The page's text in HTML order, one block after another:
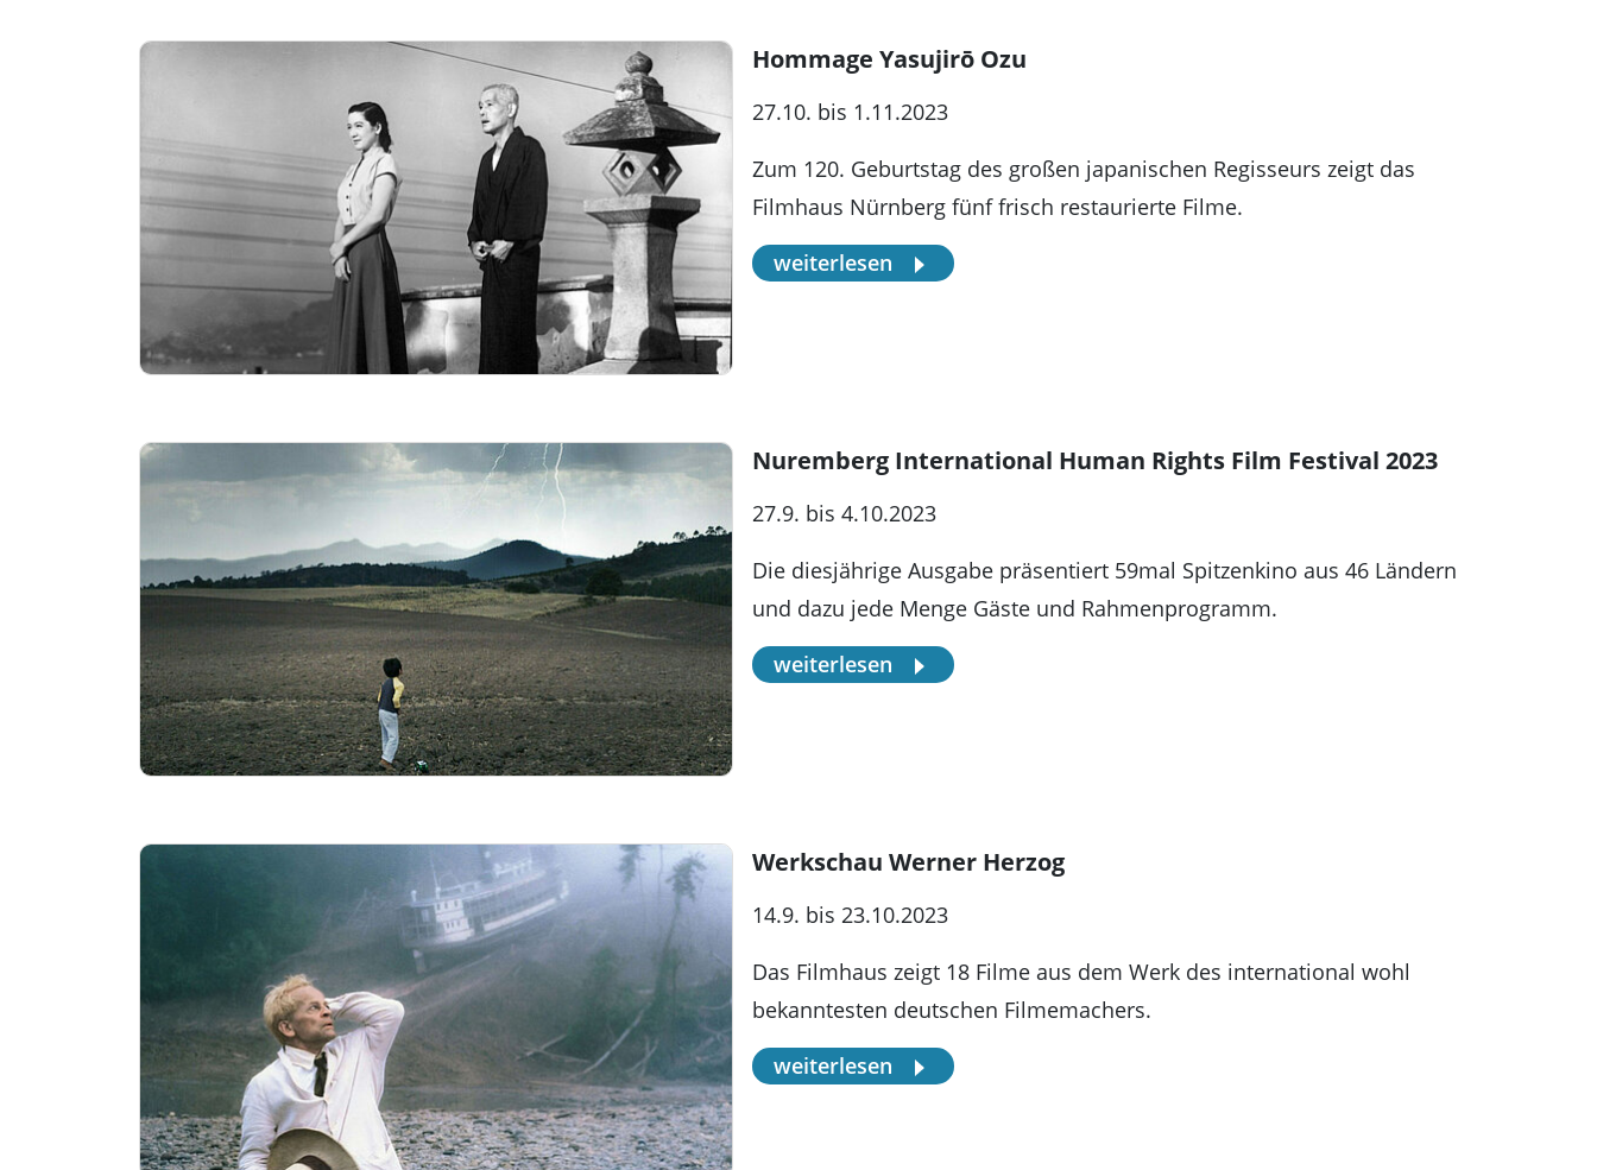
Hommage Yasujirō Ozu
27.10. bis 1.11.2023
Zum 120. Geburtstag des großen japanischen Regisseurs zeigt das
Filmhaus Nürnberg fünf frisch restaurierte Filme.
weiterlesen
Nuremberg International Human Rights Film Festival 2023
27.9. bis 4.10.2023
Die diesjährige Ausgabe präsentiert 59mal Spitzenkino aus 46 Ländern
und dazu jede Menge Gäste und Rahmenprogramm.
weiterlesen
Werkschau Werner Herzog
14.9. bis 23.10.2023
Das Filmhaus zeigt 18 Filme aus dem Werk des international wohl
bekanntesten deutschen Filmemachers.
weiterlesen